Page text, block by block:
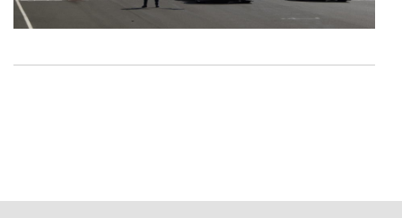
Realçamos que o bloqueio de certo tipo de Cookies e
tecnologias similares pode ter impacto na sua